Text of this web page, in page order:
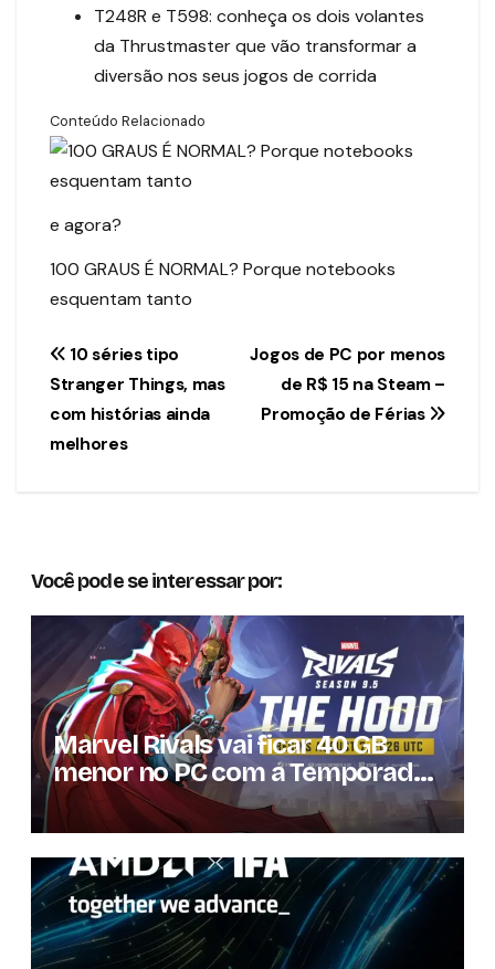
T248R e T598: conheça os dois volantes
da Thrustmaster que vão transformar a
diversão nos seus jogos de corrida
Conteúdo Relacionado
e agora?
100 GRAUS É NORMAL? Porque notebooks
esquentam tanto
Navegação
de
Post
Jogos de PC por menos
de R$ 15 na Steam –
Promoção de Férias
10 séries tipo
Stranger Things, mas
com histórias ainda
melhores
Você pode se interessar por:
Marvel Rivals vai ficar 40 GB
menor no PC com a Temporada
9.5